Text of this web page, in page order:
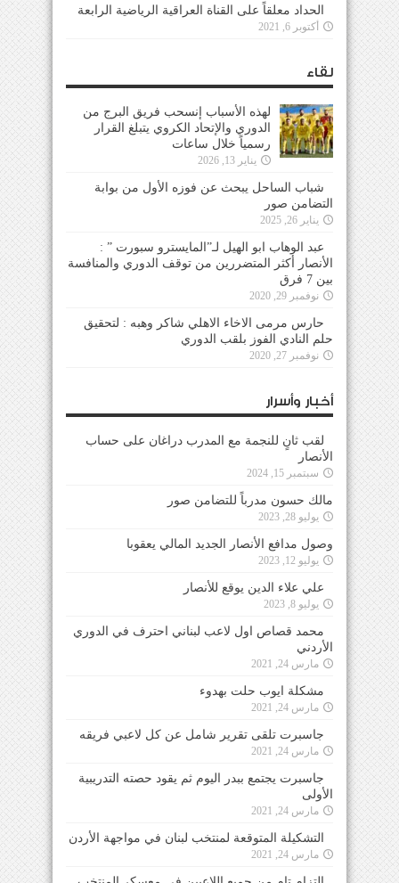
الحداد معلقاً على القناة العراقية الرياضية الرابعة
أكتوبر 6, 2021
لقاء
لهذه الأسباب إنسحب فريق البرج من
الدوري والإتحاد الكروي يتبلغ القرار
رسمياً خلال ساعات
يناير 13, 2026
شباب الساحل يبحث عن فوزه الأول من بوابة
التضامن صور
يناير 26, 2025
عبد الوهاب ابو الهيل لـ”المايسترو سبورت ” :
الأنصار أكثر المتضررين من توقف الدوري والمنافسة
بين 7 فرق
نوفمبر 29, 2020
حارس مرمى الاخاء الاهلي شاكر وهبه : لتحقيق
حلم النادي الفوز بلقب الدوري
نوفمبر 27, 2020
أخبار وأسرار
لقب ثانٍ للنجمة مع المدرب دراغان على حساب
الأنصار
سبتمبر 15, 2024
مالك حسون مدرباً للتضامن صور
يوليو 28, 2023
وصول مدافع الأنصار الجديد المالي يعقوبا
يوليو 12, 2023
علي علاء الدين يوقع للأنصار
يوليو 8, 2023
محمد قصاص اول لاعب لبناني احترف في الدوري
الأردني
مارس 24, 2021
مشكلة ايوب حلت بهدوء
مارس 24, 2021
جاسبرت تلقى تقرير شامل عن كل لاعبي فريقه
مارس 24, 2021
جاسبرت يجتمع ببدر اليوم ثم يقود حصته التدريبية
الأولى
مارس 24, 2021
التشكيلة المتوقعة لمنتخب لبنان في مواجهة الأردن
مارس 24, 2021